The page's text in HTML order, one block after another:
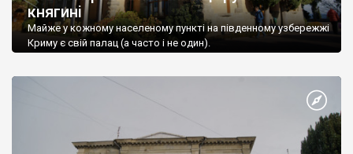
княгині
Майже у кожному населеному пункті на південному узбережжі
Криму є свій палац (а часто і не один).